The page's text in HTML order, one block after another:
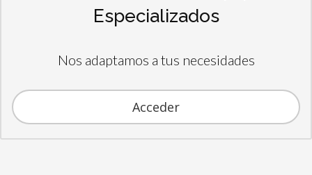
Especializados
Nos adaptamos a tus necesidades
Acceder